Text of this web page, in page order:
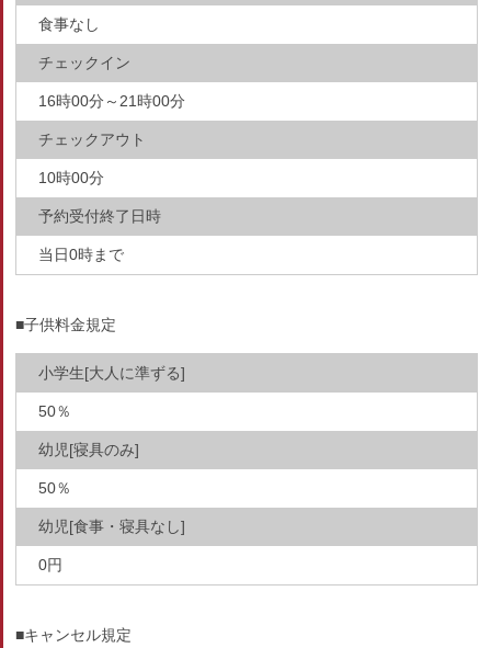
食事なし
チェックイン
16時00分～21時00分
チェックアウト
10時00分
予約受付終了日時
当日0時まで
■子供料金規定
小学生[大人に準ずる]
50％
幼児[寝具のみ]
50％
幼児[食事・寝具なし]
0円
■キャンセル規定